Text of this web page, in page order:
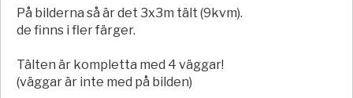
På bilderna så är det 3x3m tält (9kvm).
de finns i fler färger.
Tälten är kompletta med 4 väggar!
(väggar är inte med på bilden)